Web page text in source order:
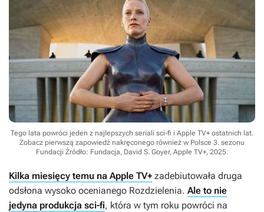
Tego lata powróci jeden z najlepszych seriali sci-fi i Apple TV+ ostatnich lat.
Zobacz pierwszą zapowiedź nakręconego również w Polsce 3. sezonu
Fundacji Źródło: Fundacja, David S. Goyer, Apple TV+, 2025.
Kilka miesięcy temu na Apple TV+ zadebiutowała druga
odsłona wysoko ocenianego Rozdzielenia. Ale to nie
jedyna produkcja sci-fi, która w tym roku powróci na